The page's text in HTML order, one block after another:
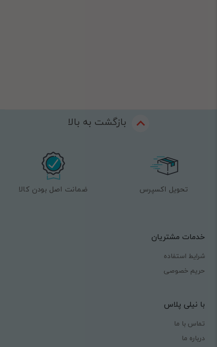
بازگشت به بالا
تحویل اکسپرس ضمانت اصل بودن کالا
خدمات مشتریان
شرایط استفاده
حریم خصوصی
با نیلی پلاس
تماس با ما
درباره ما